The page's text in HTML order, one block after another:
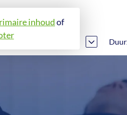
inhoudof